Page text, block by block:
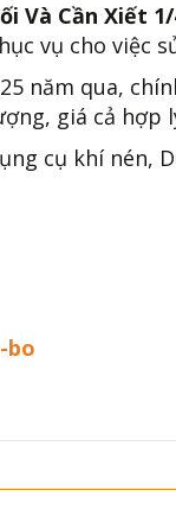
Và Cần Xiết
vụ cho việc
năm qua,
giá cả hợp
cụ khí nén,
bo